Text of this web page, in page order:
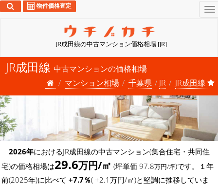
JR成田線の中古マンション価格相場 [JR]
物件価格査定
JR成田線 中古マンションの価格相場
マンション相場
千葉県 JR JR成田線
2026年におけるJR成田線の中古マンション(集合住宅・共同住
宅)の価格相場は29.6万円/㎡ (坪単価 97.8万円/坪)です。１年
前(2025年)に比べて +7.7％( +2.1万円/㎡)と堅調に推移していま